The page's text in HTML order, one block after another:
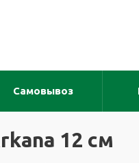
Самовывоз
12 см